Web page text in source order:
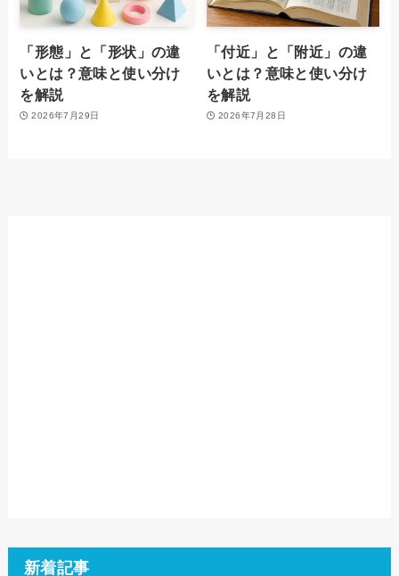
「形態」と「形状」の違
いとは？意味と使い分け
を解説
2026年7月29日
「付近」と「附近」の違
いとは？意味と使い分け
を解説
2026年7月28日
新着記事